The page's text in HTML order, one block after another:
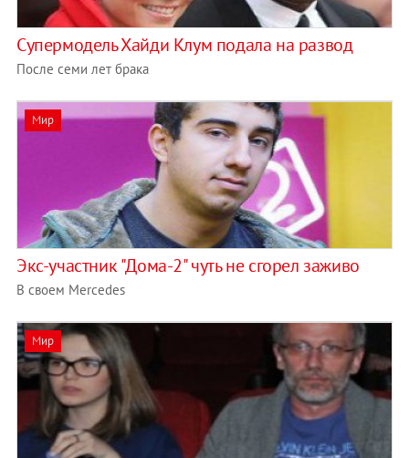
Супермодель Хайди Клум подала на развод
После семи лет брака
Мир
Экс-участник "Дома-2" чуть не сгорел заживо
В своем Mercedes
Мир